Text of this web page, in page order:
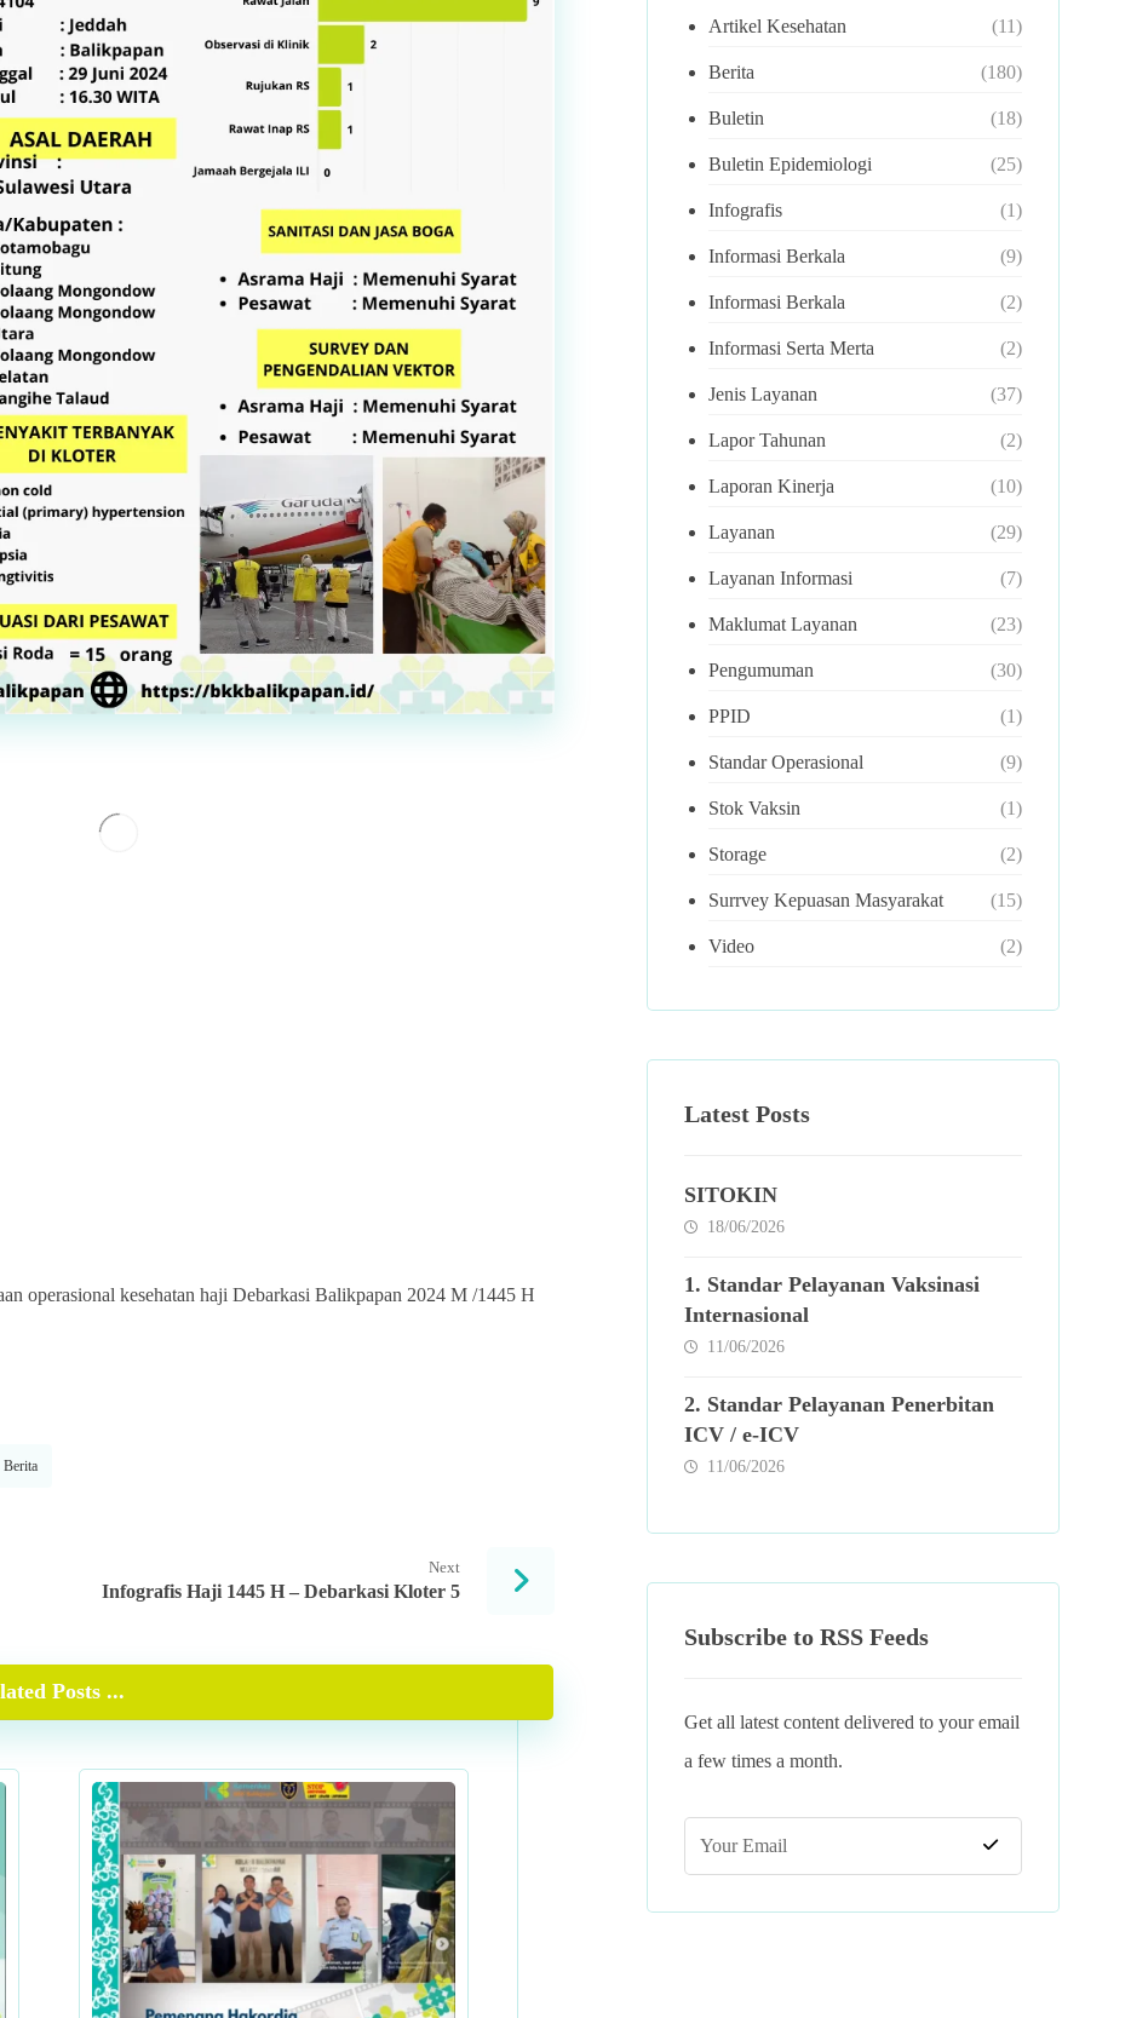
operasional kesehatan haji Debarkasi Balikpapan 2024 M /1445 H
Berita
Next
Infografis Haji 1445 H – Debarkasi Kloter 5
Posts ...
Artikel Kesehatan (11)
Berita (180)
Buletin (18)
Buletin Epidemiologi (25)
Infografis (1)
Informasi Berkala (9)
Informasi Berkala (2)
Informasi Serta Merta (2)
Jenis Layanan (37)
Lapor Tahunan (2)
Laporan Kinerja (10)
Layanan (29)
Layanan Informasi (7)
Maklumat Layanan (23)
Pengumuman (30)
PPID (1)
Standar Operasional (9)
Stok Vaksin (1)
Storage (2)
Surrvey Kepuasan Masyarakat (15)
Video (2)
Latest Posts
SITOKIN
18/06/2026
1. Standar Pelayanan Vaksinasi
Internasional
11/06/2026
2. Standar Pelayanan Penerbitan
ICV / e-ICV
11/06/2026
Subscribe to RSS Feeds
Get all latest content delivered to your email
a few times a month.